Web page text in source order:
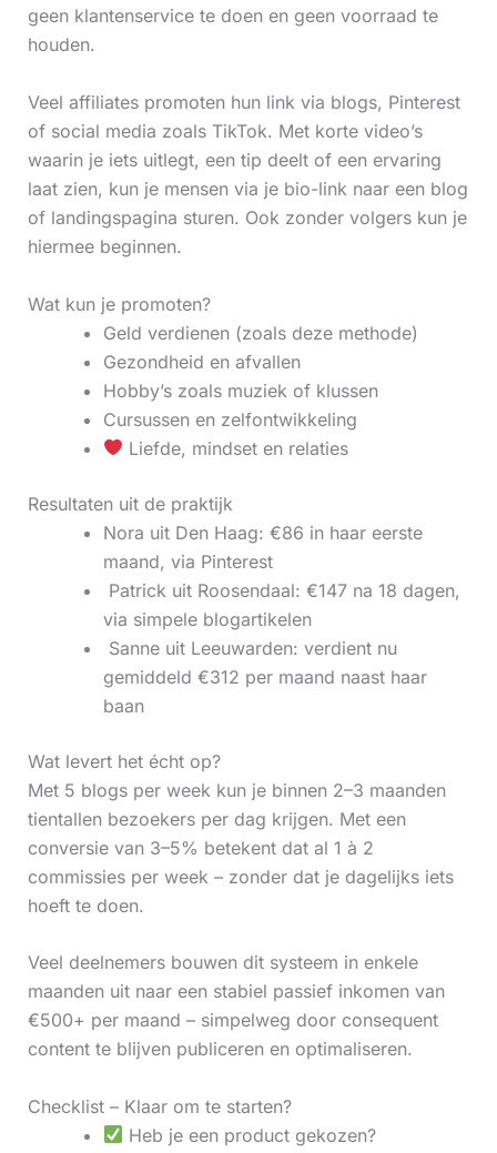
geen klantenservice te doen en geen voorraad te
houden.
Veel affiliates promoten hun link via blogs, Pinterest
of social media zoals TikTok. Met korte video’s
waarin je iets uitlegt, een tip deelt of een ervaring
laat zien, kun je mensen via je bio-link naar een blog
of landingspagina sturen. Ook zonder volgers kun je
hiermee beginnen.
Wat kun je promoten?
Geld verdienen (zoals deze methode)
Gezondheid en afvallen
Hobby’s zoals muziek of klussen
Cursussen en zelfontwikkeling
Liefde, mindset en relaties
Resultaten uit de praktijk
Nora uit Den Haag: €86 in haar eerste
maand, via Pinterest
‍ Patrick uit Roosendaal: €147 na 18 dagen,
via simpele blogartikelen
‍ Sanne uit Leeuwarden: verdient nu
gemiddeld €312 per maand naast haar
baan
Wat levert het écht op?
Met 5 blogs per week kun je binnen 2–3 maanden
tientallen bezoekers per dag krijgen. Met een
conversie van 3–5% betekent dat al 1 à 2
commissies per week – zonder dat je dagelijks iets
hoeft te doen.
Veel deelnemers bouwen dit systeem in enkele
maanden uit naar een stabiel passief inkomen van
€500+ per maand – simpelweg door consequent
content te blijven publiceren en optimaliseren.
Checklist – Klaar om te starten?
Heb je een product gekozen?